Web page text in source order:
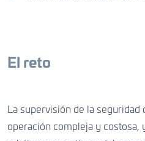
El reto
La supervisión de la seguridad
operación compleja y costosa,